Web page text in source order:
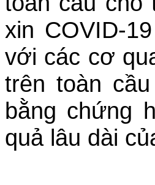
xin COVID-
với các cơ
trên toàn
bằng chứng
quả lâu dài